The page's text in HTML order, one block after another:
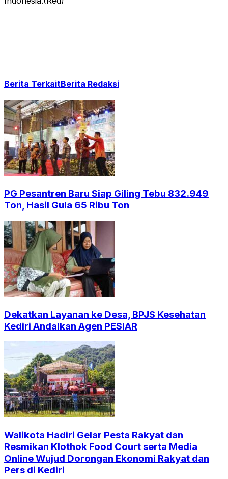
Berita TerkaitBerita Redaksi
PG Pesantren Baru Siap Giling Tebu 832.949
Ton, Hasil Gula 65 Ribu Ton
Dekatkan Layanan ke Desa, BPJS Kesehatan
Kediri Andalkan Agen PESIAR
Walikota Hadiri Gelar Pesta Rakyat dan
Resmikan Klothok Food Court serta Media
Online Wujud Dorongan Ekonomi Rakyat dan
Pers di Kediri